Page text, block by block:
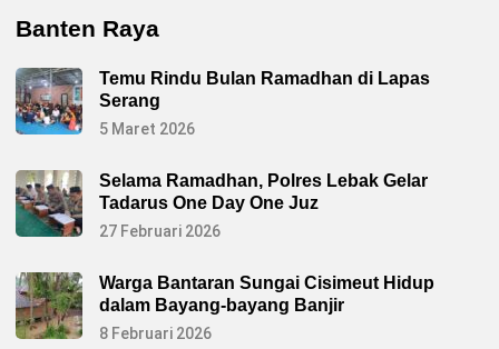
Banten Raya
Temu Rindu Bulan Ramadhan di Lapas
Serang
5 Maret 2026
Selama Ramadhan, Polres Lebak Gelar
Tadarus One Day One Juz
27 Februari 2026
Warga Bantaran Sungai Cisimeut Hidup
dalam Bayang-bayang Banjir
8 Februari 2026